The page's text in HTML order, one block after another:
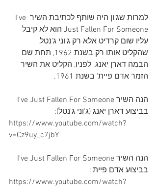
למרות שג'ון היה שותף לכתיבת השיר I've
Just Fallen For Someone הוא לא קיבל
עליו שום קרדיט אלא רק ג'וני ג'נטל,
שהקליט אותו רק בשנת 1962, תחת שם
הבמה דארן יאנג. לפניו, הקליט את השיר
הזמר אדם פיית' בשנת 1961.
בביצוע דארן יאנג (ג'וני ג'נטל):
https://www.youtube.com/watch?
v=Cz9uy_c7jbY
בביצוע אדם פיית':
https://www.youtube.com/watch?